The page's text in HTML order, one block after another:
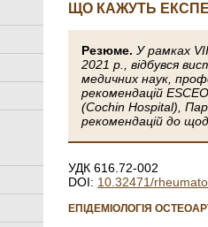
ЩО КАЖУТЬ
Резюме. У рамках
2021 р., відбувся
медичних наук,
рекомендацій
(Cochin Hospital),
рекомендацій до
УДК 616.72-002
DOI: 10.32471/
ЕПІДЕМІОЛОГІЯ